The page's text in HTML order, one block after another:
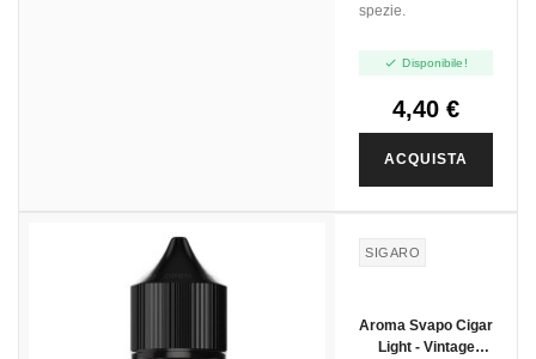
spezie.
 Disponibile!
4,40 €
ACQUISTA
SIGARO
Aroma Svapo Cigar
Light - Vintage